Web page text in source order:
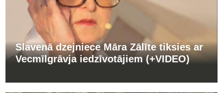
Slavenā dzejniece Māra Zālīte tiksies ar
Vecmīlgrāvja iedzīvotājiem (+VIDEO)